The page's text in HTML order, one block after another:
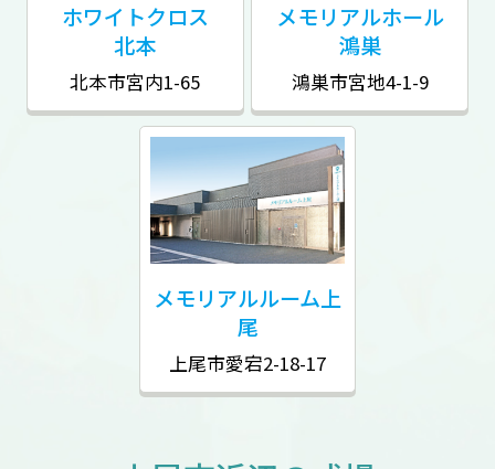
ホワイトクロス
北本
北本市宮内1-65
メモリアルホール
鴻巣
鴻巣市宮地4-1-9
メモリアルルーム上
尾
上尾市愛宕2-18-17